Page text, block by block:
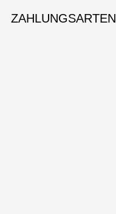
ZAHLUNGSARTEN